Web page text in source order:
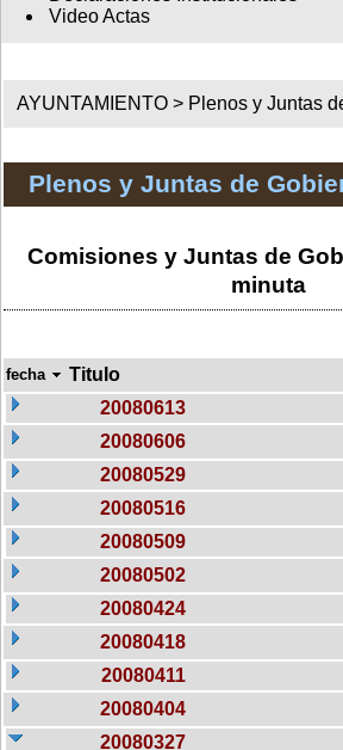
Video Actas
AYUNTAMIENTO > Plenos y Juntas
Plenos y Juntas de
Comisiones y Juntas de
minuta
fecha Titulo
20080613
20080606
20080529
20080516
20080509
20080502
20080424
20080418
20080411
20080404
20080327